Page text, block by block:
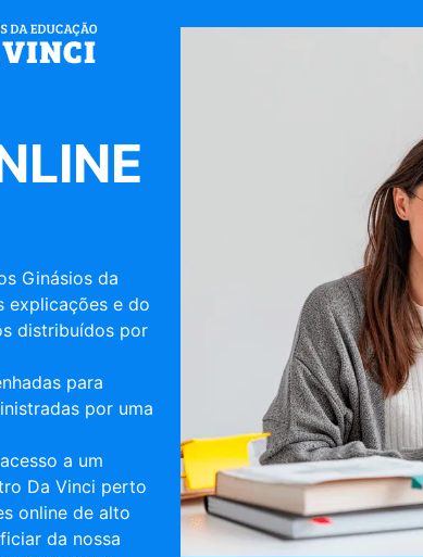
Ginásios da
explicações e do
distribuídos por
para
por uma
a um
Da Vinci perto
online de alto
da nossa